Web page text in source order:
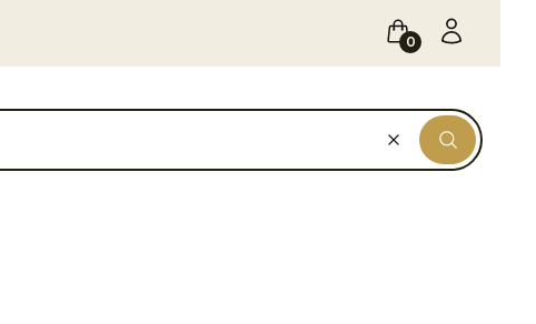
KoszykZaloguj się
WyczyśćSzukaj